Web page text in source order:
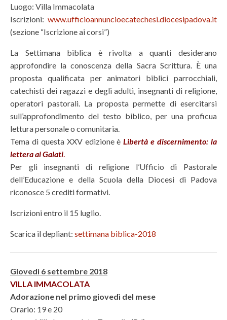
Luogo: Villa Immacolata
Iscrizioni: www.ufficioannuncioecatechesi.diocesipadova.it
(sezione “Iscrizione ai corsi”)
La Settimana biblica è rivolta a quanti desiderano
approfondire la conoscenza della Sacra Scrittura. È una
proposta qualificata per animatori biblici parrocchiali,
catechisti dei ragazzi e degli adulti, insegnanti di religione,
operatori pastorali. La proposta permette di esercitarsi
sull’approfondimento del testo biblico, per una proficua
lettura personale o comunitaria.
Tema di questa XXV edizione èLibertà e discernimento: la
lettera ai Galati
Per gli insegnanti di religione l’Ufficio di Pastorale
dell’Educazione e della Scuola della Diocesi di Padova
riconosce 5 crediti formativi.
Iscrizioni entro il 15 luglio.
Scarica il depliant: settimana biblica-2018
Giovedì 6 settembre 2018
VILLA IMMACOLATA
Adorazione nel primo giovedì del mese
Orario: 19 e 20